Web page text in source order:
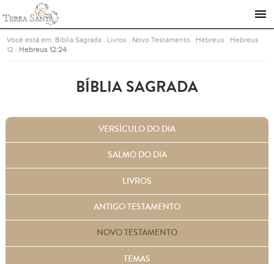
Ir para a página inicial
Você está em: Bíblia Sagrada Livros Novo Testamento Hebreus
Hebreus
12
Hebreus 12:24
BÍBLIA SAGRADA
VERSÍCULO DO DIA
SALMO DO DIA
LIVROS
ANTIGO TESTAMENTO
NOVO TESTAMENTO
TEMAS